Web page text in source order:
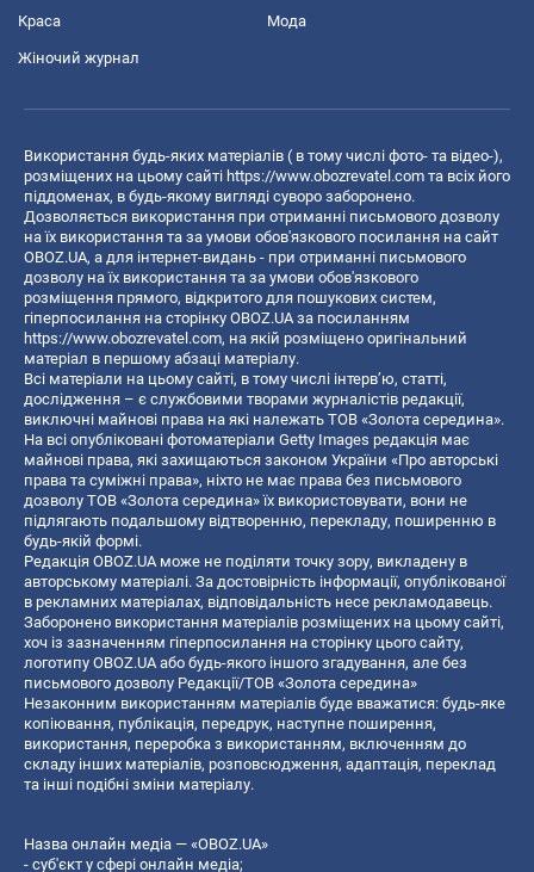
Краса Мода
Жіночий журнал
Використання будь-яких матеріалів ( в тому числі фото- та відео-),
розміщених на цьому сайті https://www.obozrevatel.com та всіх його
піддоменах, в будь-якому вигляді суворо заборонено.
Дозволяється використання при отриманні письмового дозволу
на їх використання та за умови обов'язкового посилання на сайт
OBOZ.UA, а для інтернет-видань - при отриманні письмового
дозволу на їх використання та за умови обов'язкового
розміщення прямого, відкритого для пошукових систем,
гіперпосилання на сторінку OBOZ.UA за посиланням
https://www.obozrevatel.com, на якій розміщено оригінальний
матеріал в першому абзаці матеріалу.
Всі матеріали на цьому сайті, в тому числі інтерв’ю, статті,
дослідження – є службовими творами журналістів редакції,
виключні майнові права на які належать ТОВ «Золота середина».
На всі опубліковані фотоматеріали Getty Images редакція має
майнові права, які захищаються законом України «Про авторські
права та суміжні права», ніхто не має права без письмового
дозволу ТОВ «Золота середина» їх використовувати, вони не
підлягають подальшому відтворенню, перекладу, поширенню в
будь-якій формі.
Редакція OBOZ.UA може не поділяти точку зору, викладену в
авторському матеріалі. За достовірність інформації, опублікованої
в рекламних матеріалах, відповідальність несе рекламодавець.
Заборонено використання матеріалів розміщених на цьому сайті,
хоч із зазначенням гіперпосилання на сторінку цього сайту,
логотипу OBOZ.UA або будь-якого іншого згадування, але без
письмового дозволу Редакції/ТОВ «Золота середина»
Незаконним використанням матеріалів буде вважатися: будь-яке
копiювання, публiкацiя, передрук, наступне поширення,
використання, переробка з використанням, включенням до
складу інших матеріалів, розповсюдження, адаптація, переклад
та інші подібні зміни матеріалу.
Назва онлайн медіа — «OBOZ.UA»
- суб'єкт у сфері онлайн медіа;